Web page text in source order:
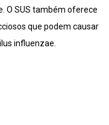
O SUS também oferece
que podem causar
influenzae.